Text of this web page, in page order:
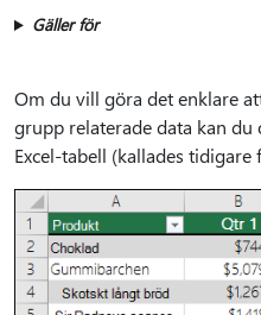
Gäller för
Om du vill göra det enklare
grupp relaterade data kan
Excel-tabell (kallades tidigare